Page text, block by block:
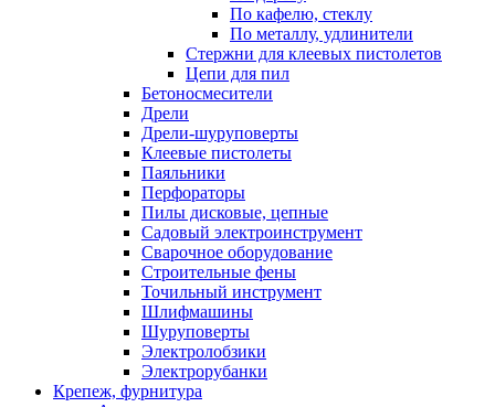
По кафелю, стеклу
По металлу, удлинители
Стержни для клеевых пистолетов
Цепи для пил
Бетоносмесители
Дрели
Дрели-шуруповерты
Клеевые пистолеты
Паяльники
Перфораторы
Пилы дисковые, цепные
Садовый электроинструмент
Сварочное оборудование
Строительные фены
Точильный инструмент
Шлифмашины
Шуруповерты
Электролобзики
Электрорубанки
Крепеж, фурнитура